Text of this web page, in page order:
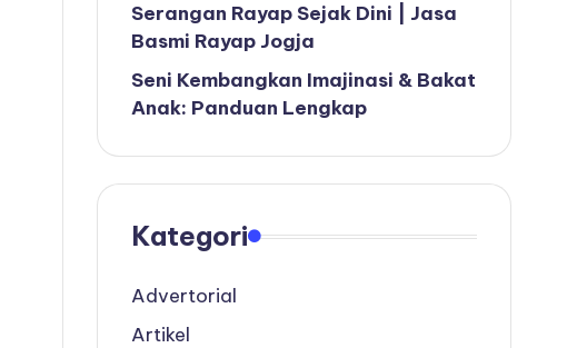
Serangan Rayap Sejak Dini | Jasa
Basmi Rayap Jogja
Seni Kembangkan Imajinasi & Bakat
Anak: Panduan Lengkap
Kategori
Advertorial
Artikel